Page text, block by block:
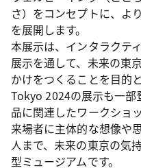
さ）をコンセプトに、よ
を展開します。
本展示は、インタラクテ
展示を通して、未来の東
かけをつくることを目的
Tokyo 2024の展示も一部
品に関連したワークショ
来場者に主体的な想像や
人まで、未来の東京の気
型ミュージアムです。